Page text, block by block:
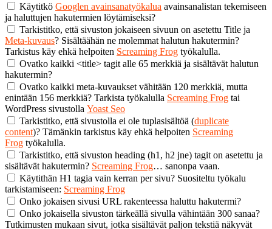
Käytitkö Googlen avainsanatyökalua avainsanalistan tekemiseen
ja haluttujen hakutermien löytämiseksi?
Tarkistitko, että sivuston jokaiseen sivuun on asetettu Title ja
Meta-kuvaus? Sisältäähän ne molemmat halutun hakutermin?
Tarkistus käy ehkä helpoiten Screaming Frog työkalulla.
Ovatko kaikki <title> tagit alle 65 merkkiä ja sisältävät halutun
hakutermin?
Ovatko kaikki meta-kuvaukset vähitään 120 merkkiä, mutta
enintään 156 merkkiä? Tarkista työkalulla Screaming Frog tai
WordPress sivustolla Yoast Seo
Tarkistitko, että sivustolla ei ole tuplasisältöä (duplicate
content)? Tämänkin tarkistus käy ehkä helpoiten Screaming
Frog työkalulla.
Tarkistitko, että sivuston heading (h1, h2 jne) tagit on asetettu ja
sisältävät hakutermin? Screaming Frog… sanonpa vaan.
Käytithän H1 tagia vain kerran per sivu? Suositeltu työkalu
tarkistamiseen: Screaming Frog
Onko jokaisen sivusi URL rakenteessa haluttu hakutermi?
Onko jokaisella sivuston tärkeällä sivulla vähintään 300 sanaa?
Tutkimusten mukaan sivut, jotka sisältävät paljon tekstiä näkyvät